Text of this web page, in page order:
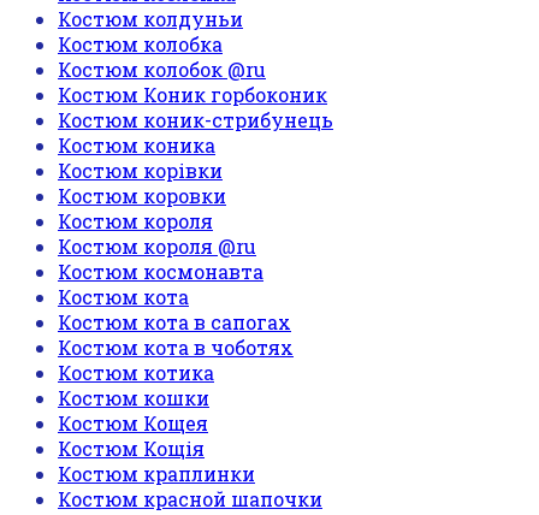
Костюм колдуньи
Костюм колобка
Костюм колобок @ru
Костюм Коник горбоконик
Костюм коник-стрибунець
Костюм коника
Костюм корівки
Костюм коровки
Костюм короля
Костюм короля @ru
Костюм космонавта
Костюм кота
Костюм кота в сапогах
Костюм кота в чоботях
Костюм котика
Костюм кошки
Костюм Кощея
Костюм Кощія
Костюм краплинки
Костюм красной шапочки